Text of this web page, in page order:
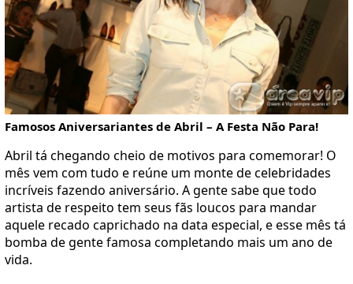
Famosos Aniversariantes de Abril – A Festa Não Para!
Abril tá chegando cheio de motivos para comemorar! O
mês vem com tudo e reúne um monte de celebridades
incríveis fazendo aniversário. A gente sabe que todo
artista de respeito tem seus fãs loucos para mandar
aquele recado caprichado na data especial, e esse mês tá
bomba de gente famosa completando mais um ano de
vida.